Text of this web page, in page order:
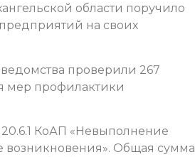
области поручило
на своих
проверили 267
мер профилактики
КоАП «Невыполнение
возникновения». Общая сумма